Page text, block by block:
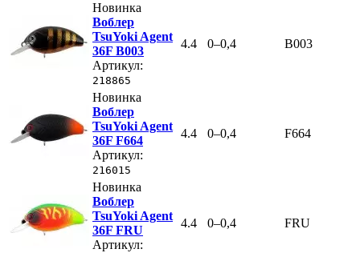
Новинка
Воблер
TsuYoki Agent
36F B003
Артикул:
218865
4.4 0–0,4 B003
Новинка
Воблер
TsuYoki Agent
36F F664
Артикул:
216015
4.4 0–0,4 F664
Новинка
Воблер
TsuYoki Agent
36F FRU
Артикул:
4.4 0–0,4 FRU